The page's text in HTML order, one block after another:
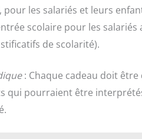
pour les salariés et leurs
scolaire pour les salariés
de scolarité).
: Chaque cadeau doit
qui pourraient être